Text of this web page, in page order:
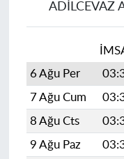
ADILCEVAZ
6 Ağu Per
7 Ağu Cum
8 Ağu Cts
9 Ağu Paz